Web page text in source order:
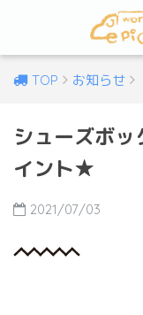
TOP お知らせ
シューズボ
イント★
2021/07/03